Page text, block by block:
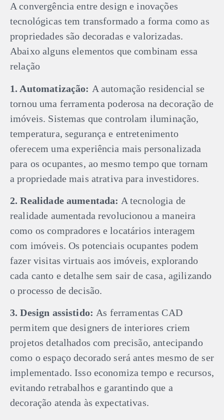
A convergência entre design e inovações
tecnológicas tem transformado a forma como as
propriedades são decoradas e valorizadas.
Abaixo alguns elementos que combinam essa
relação
1. Automatização: A automação residencial se
tornou uma ferramenta poderosa na decoração de
imóveis. Sistemas que controlam iluminação,
temperatura, segurança e entretenimento
oferecem uma experiência mais personalizada
para os ocupantes, ao mesmo tempo que tornam
a propriedade mais atrativa para investidores.
2. Realidade aumentada: A tecnologia de
realidade aumentada revolucionou a maneira
como os compradores e locatários interagem
com imóveis. Os potenciais ocupantes podem
fazer visitas virtuais aos imóveis, explorando
cada canto e detalhe sem sair de casa, agilizando
o processo de decisão.
3. Design assistido: As ferramentas CAD
permitem que designers de interiores criem
projetos detalhados com precisão, antecipando
como o espaço decorado será antes mesmo de ser
implementado. Isso economiza tempo e recursos,
evitando retrabalhos e garantindo que a
decoração atenda às expectativas.